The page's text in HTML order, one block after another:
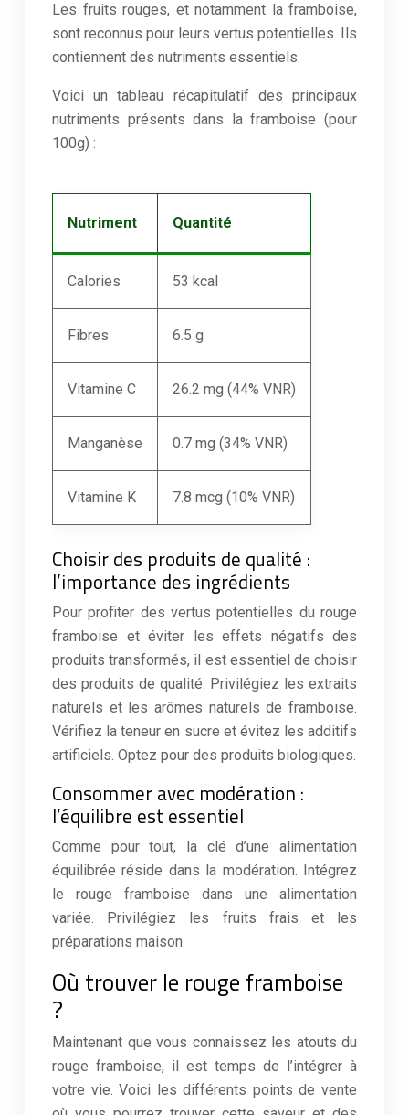
Les fruits rouges, et notamment la framboise,
sont reconnus pour leurs vertus potentielles. Ils
contiennent des nutriments essentiels.
Voici un tableau récapitulatif des principaux
nutriments présents dans la framboise (pour
100g) :
Nutriment Quantité
Calories 53 kcal
Fibres 6.5 g
Vitamine C 26.2 mg (44% VNR)
Manganèse 0.7 mg (34% VNR)
Vitamine K 7.8 mcg (10% VNR)
Choisir des produits de qualité :
l’importance des ingrédients
Pour profiter des vertus potentielles du rouge
framboise et éviter les effets négatifs des
produits transformés, il est essentiel de choisir
des produits de qualité. Privilégiez les extraits
naturels et les arômes naturels de framboise.
Vérifiez la teneur en sucre et évitez les additifs
artificiels. Optez pour des produits biologiques.
Consommer avec modération :
l’équilibre est essentiel
Comme pour tout, la clé d’une alimentation
équilibrée réside dans la modération. Intégrez
le rouge framboise dans une alimentation
variée. Privilégiez les fruits frais et les
préparations maison.
Où trouver le rouge framboise
?
Maintenant que vous connaissez les atouts du
rouge framboise, il est temps de l’intégrer à
votre vie. Voici les différents points de vente